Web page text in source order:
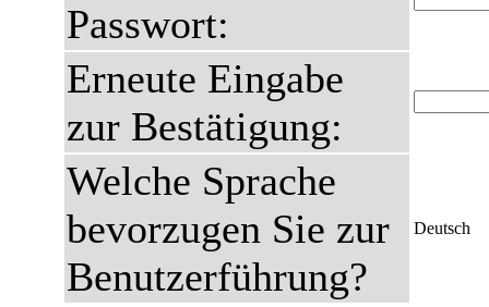
Passwort:
Erneute Eingabe
zur Bestätigung:
Welche Sprache
bevorzugen Sie zur
Benutzerführung?
Deutsch